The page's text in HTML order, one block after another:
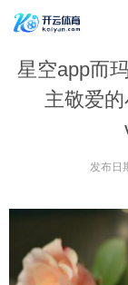
星空app而
主敬爱
发布日